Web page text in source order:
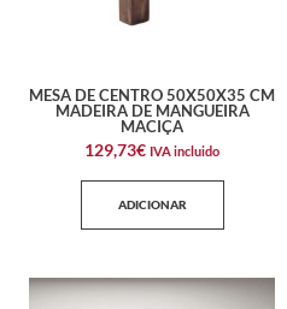
MESA DE CENTRO 50X50X35 CM
MADEIRA DE MANGUEIRA
MACIÇA
129,73€ IVA incluido
ADICIONAR